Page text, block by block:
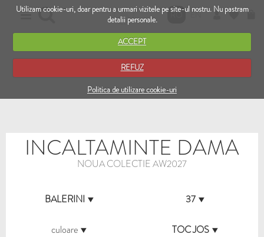
Utilizam cookie-uri, doar pentru a urmari vizitele pe site-ul nostru. Nu pastram
detalii personale.
ACCEPT
REFUZ
Politica de utilizare cookie-uri
RO EN
INCALTAMINTE DAMA
NOUA COLECTIE AW2027
BALERINI 37
culoare TOC JOS